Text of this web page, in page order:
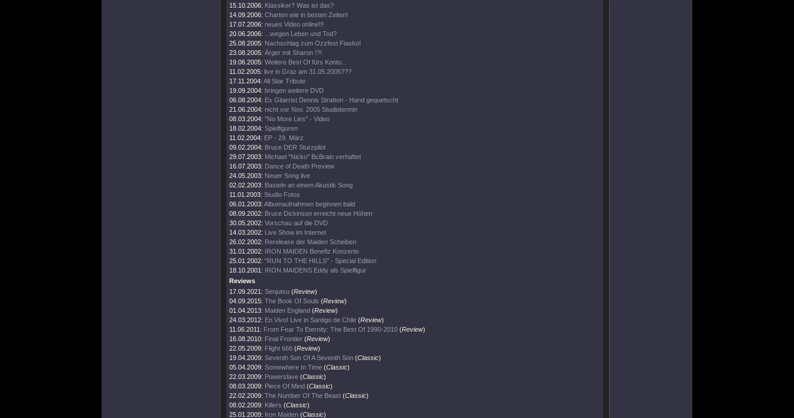
15.10.2006: Klassiker? Was ist das?
14.09.2006: Charten wie in besten Zeiten!
17.07.2006: neues Video online!!!
20.06.2006:
...wegen Leben und Tod?
25.08.2005: Nachschlag zum Ozzfest Fiasko!
23.08.2005: Ärger mit Sharon !?!
19.06.2005: Weitere Best Of fürs Konto...
11.02.2005: live in Graz am 31.05.2005???
17.11.2004: All Star Tribute
19.09.2004: bringen weitere DVD
06.08.2004: Ex Gitarrist Dennis Stratton - Hand gequetscht
21.06.2004: nicht vor Nov. 2005 Studiotermin
08.03.2004: "No More Lies" - Video
18.02.2004: Spielfiguren
11.02.2004: EP - 29. März
09.02.2004: Bruce DER Sturzpilot
29.07.2003: Michael "Nicko" BcBrain verhaftet
16.07.2003: Dance of Death Preview
24.05.2003: Neuer Song live
02.02.2003: Basteln an einem Akustik Song
11.01.2003: Studio Fotos
06.01.2003: Albumaufnahmen beginnen bald
08.09.2002: Bruce Dickinson erreicht neue Höhen
30.05.2002: Vorschau auf die DVD
14.03.2002: Live Show im Internet
26.02.2002: Rerelease der Maiden Scheiben
31.01.2002: IRON MAIDEN Benefiz Konzerte
25.01.2002: "RUN TO THE HILLS" - Special Edition
18.10.2001: IRON MAIDENS Eddy als Spielfigur
Reviews
17.09.2021: Senjutsu (Review)
04.09.2015: The Book Of Souls (Review)
01.04.2013: Maiden England (Review)
24.03.2012: En Vivo! Live in Santigo de Chile (Review)
11.06.2011: From Fear To Eternity: The Best Of 1990-2010 (Review)
16.08.2010: Final Frontier (Review)
22.05.2009: Flight 666 (Review)
19.04.2009: Seventh Son Of A Seventh Son (Classic)
05.04.2009: Somewhere In Time (Classic)
22.03.2009: Powerslave (Classic)
08.03.2009: Piece Of Mind (Classic)
22.02.2009: The Number Of The Beast (Classic)
08.02.2009: Killers (Classic)
25.01.2009: Iron Maiden (Classic)